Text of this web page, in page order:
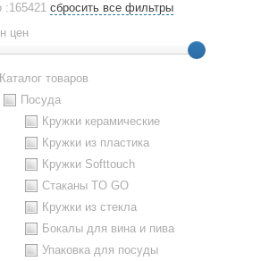
:165421 сбросить все фильтры
цен
Каталог товаров
Посуда
Кружки керамические
Кружки из пластика
Кружки Softtouch
Стаканы TO GO
Кружки из стекла
Бокалы для вина и пива
Упаковка для посуды